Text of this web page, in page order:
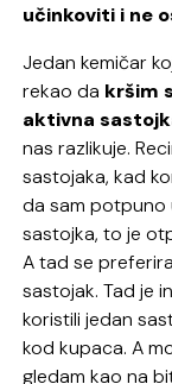
učinkoviti i ne
Jedan kemičar
rekao da kršim
aktivna
nas razlikuje.
sastojaka, kad
da sam potpuno
sastojka, to je
A tad se
sastojak. Tad je
koristili jedan
kod kupaca. A
gledam kao na